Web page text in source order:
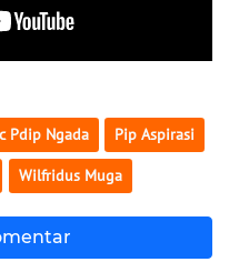
Pdip Ngada Pip Aspirasi
Wilfridus Muga